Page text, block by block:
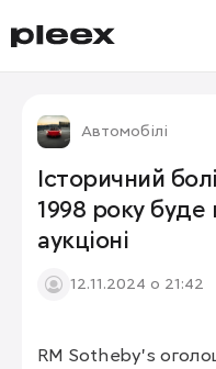
Автомобілі
Історичний
1998 року буде
аукціоні
12.11.2024 о 21:42
RM Sotheby’s